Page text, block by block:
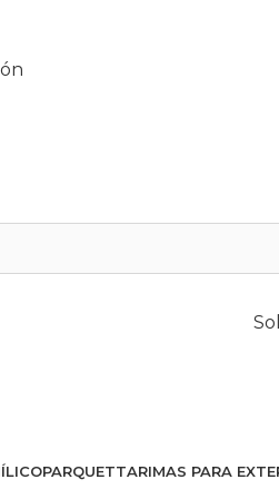
PARQUETTARIMAS PARA